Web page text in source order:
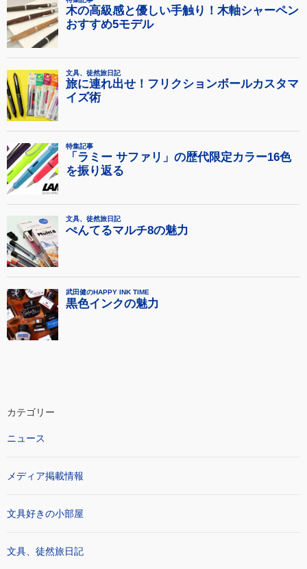
カテゴリー
ニュース
メディア掲載情報
文具好きの小部屋
文具、徒然旅日記